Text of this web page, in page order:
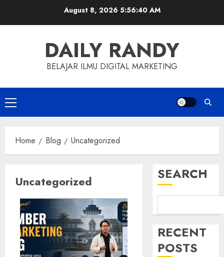
August 8, 20265:56:41 AM
DAILY RANDY
BELAJAR ILMU DIGITAL MARKETING
Primary
Menu
Home Blog Uncategorized
Uncategorized SEARCH
RECENT
POSTS